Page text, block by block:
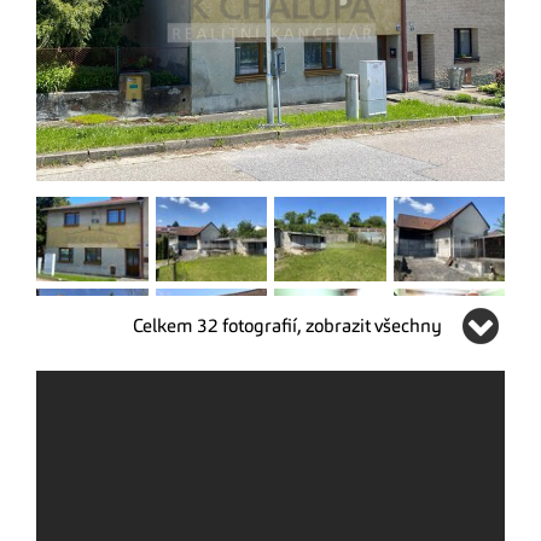
Celkem 32 fotografií, zobrazit všechny